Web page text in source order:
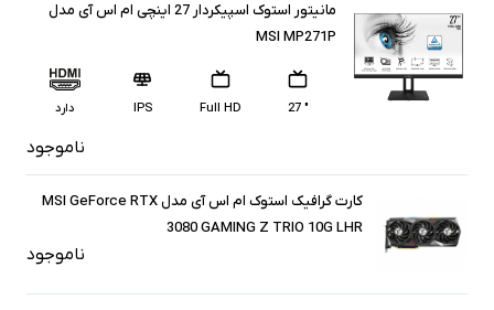
مانیتور استوک اسپیکردار 27 اینچی ام اس آی مدل
MSI MP271P
" 27
Full HD
IPS دارد
ناموجود
کارت گرافیک استوک ام اس آی مدل MSI GeForce RTX
3080 GAMING Z TRIO 10G LHR
ناموجود